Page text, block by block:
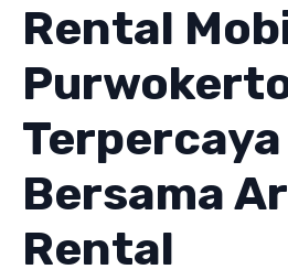
Rental
Terpercaya
Bersama
Rental